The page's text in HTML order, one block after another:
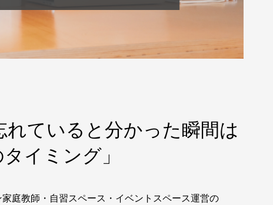
ていると分かった瞬間は
イミング」
庭教師・自習スペース・イベントスペース運営の